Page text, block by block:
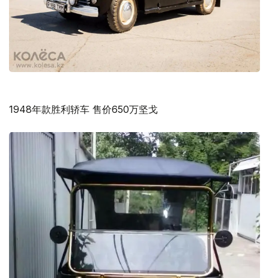
1948年款胜利轿车 售价650万坚戈